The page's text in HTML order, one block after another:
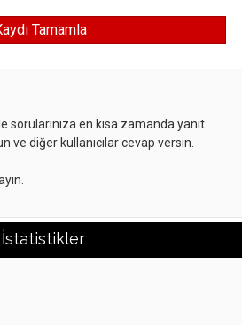
sorularınıza en kısa zamanda yanıt
ve diğer kullanıcılar cevap versin.
İstatistikler